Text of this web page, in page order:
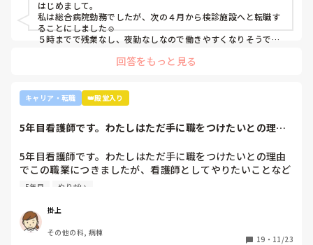
はじめまして。
私は総合病院勤務でしたが、次の４月から検診施設へと転職す
ることにしました☺️
５時までで残業なし、夜勤なしなので働きやすくなりそうです
回答をもっと見る
キャリア・転職 👑殿堂入り
5年目看護師です。わたしはただ手に職をつけたいとの理由
5年目看護師です。わたしはただ手に職をつけたいとの理由
でこの職業につきましたが、看護師としてやりたいことなど
あまり考えたことがなく、ただ言われたことをやっているよ
続けてしまっています。
みなさんはどういったきっかけで看護師を目指したり、今の
科についていたりしますか？
5年目 やりがい
掛上
その他の科, 病棟
19 ・ 11/23